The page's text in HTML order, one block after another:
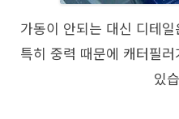
가동이 안되는 대신 디테
특히 중력 때문에 캐터필
있